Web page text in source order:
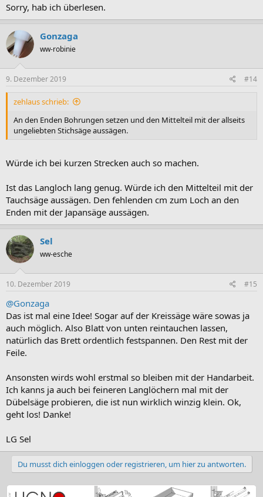
Sorry, hab ich überlesen.
Gonzaga
ww-robinie
9. Dezember 2019 #14
zehlaus schrieb:
An den Enden Bohrungen setzen und den Mittelteil mit der allseits
ungeliebten Stichsäge aussägen.
Würde ich bei kurzen Strecken auch so machen.
Ist das Langloch lang genug. Würde ich den Mittelteil mit der
Tauchsäge aussägen. Den fehlenden cm zum Loch an den
Enden mit der Japansäge aussägen.
Sel
ww-esche
10. Dezember 2019 #15
@Gonzaga
Das ist mal eine Idee! Sogar auf der Kreissäge wäre sowas ja
auch möglich. Also Blatt von unten reintauchen lassen,
natürlich das Brett ordentlich festspannen. Den Rest mit der
Feile.
Ansonsten wirds wohl erstmal so bleiben mit der Handarbeit.
Ich kanns ja auch bei feineren Langlöchern mal mit der
Dübelsäge probieren, die ist nun wirklich winzig klein. Ok,
geht los! Danke!
LG Sel
Du musst dich einloggen oder registrieren, um hier zu antworten.